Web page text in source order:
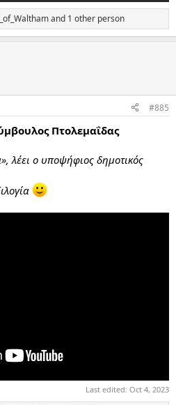
and 1 other person
#885
Πτολεμαΐδας
λέει ο υποψήφιος δημοτικός
Last edited: Oct 4, 2023